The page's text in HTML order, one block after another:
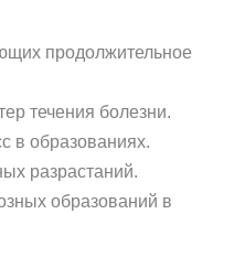
продолжительное
течения болезни.
в образованиях.
разрастаний.
образований в